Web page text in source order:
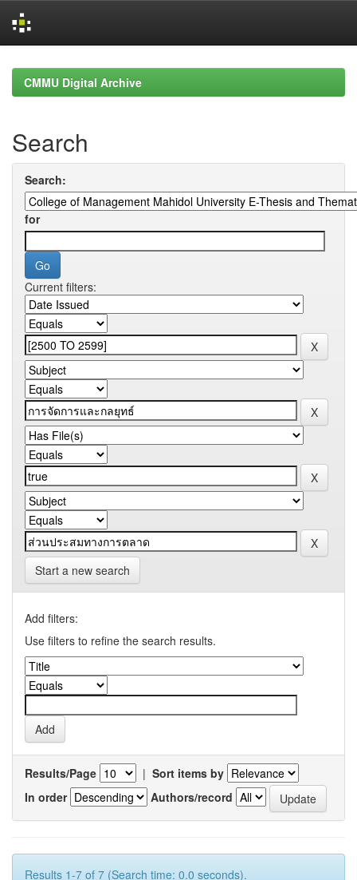
navigationCMMU Digital Archive
Search
Search:
for
Current filters:
Start a new search
Add filters:
Use filters to refine the search results.
Results/Page | Sort items by
In order
Authors/record
Results 1-7 of 7 (Search time: 0.0 seconds).